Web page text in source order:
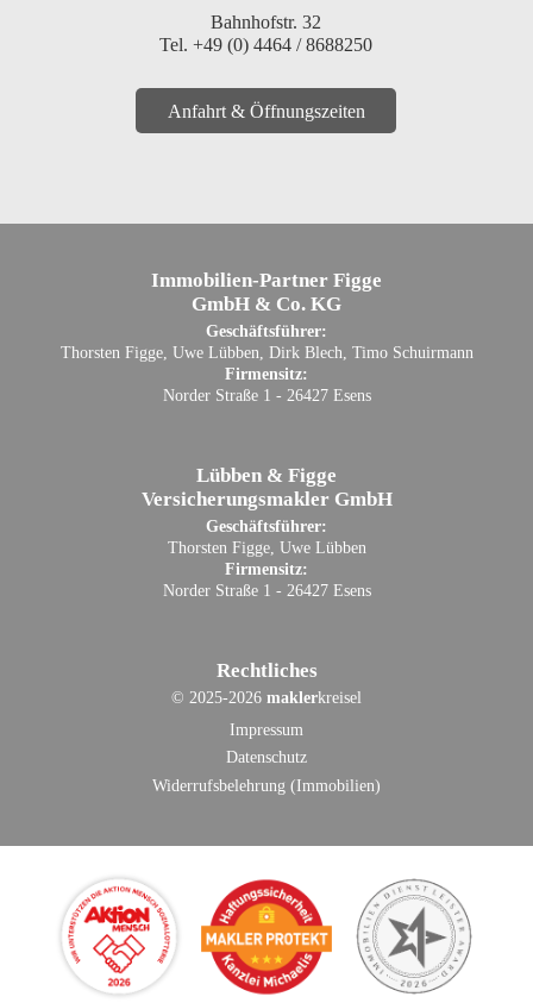
Bahnhofstr. 32
Tel. +49 (0) 4464 / 8688250
Anfahrt & Öffnungszeiten
Immobilien-Partner Figge
GmbH & Co. KG
Geschäftsführer:
Thorsten Figge, Uwe Lübben, Dirk Blech, Timo Schuirmann
Firmensitz:
Norder Straße 1 - 26427 Esens
Lübben & Figge
Versicherungsmakler GmbH
Geschäftsführer:
Thorsten Figge, Uwe Lübben
Firmensitz:
Norder Straße 1 - 26427 Esens
Rechtliches
© 2025-2026 maklerkreisel
Impressum
Datenschutz
Widerrufsbelehrung (Immobilien)